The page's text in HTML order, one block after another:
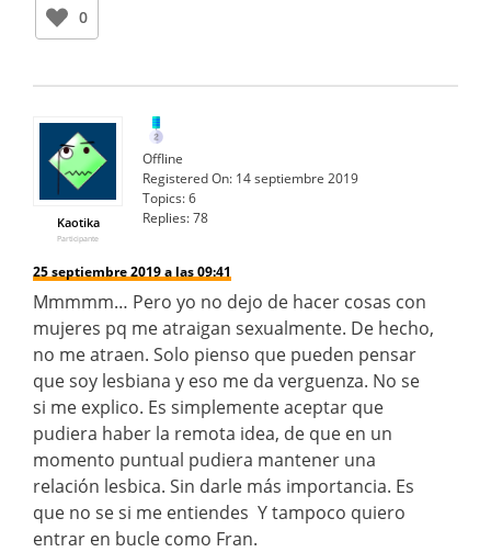
0
Kaotika
Participante
Offline
Registered On: 14 septiembre 2019
Topics:6
Replies:78
25 septiembre 2019 a las 09:41
Mmmmm… Pero yo no dejo de hacer cosas con
mujeres pq me atraigan sexualmente. De hecho,
no me atraen. Solo pienso que pueden pensar
que soy lesbiana y eso me da verguenza. No se
si me explico. Es simplemente aceptar que
pudiera haber la remota idea, de que en un
momento puntual pudiera mantener una
relación lesbica. Sin darle más importancia. Es
que no se si me entiendes Y tampoco quiero
entrar en bucle como Fran.